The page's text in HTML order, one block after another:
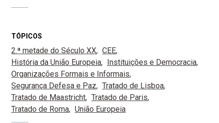
TÓPICOS
2.ª metade do Século XX
CEE
História da União Europeia
Instituições e Democracia
Organizações Formais e Informais
Segurança Defesa e Paz
Tratado de Lisboa
Tratado de Maastricht
Tratado de Paris
Tratado de Roma
União Europeia